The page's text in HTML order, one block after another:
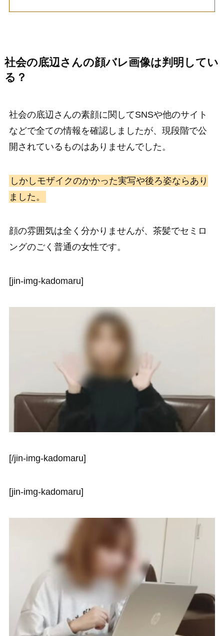
社会の底辺さんの顔バレ画像は判明してい
る？
社会の底辺さんの素顔に関してSNSや他のサイト
などで全ての情報を確認しましたが、現段階で公
開されているものはありませんでした。
しかしモザイクのかかった実写や後ろ姿ならあり
ました。
顔の雰囲気は全く分かりませんが、茶髪でセミロ
ングのごく普通の女性です。
[jin-img-kadomaru]
[/jin-img-kadomaru]
[jin-img-kadomaru]